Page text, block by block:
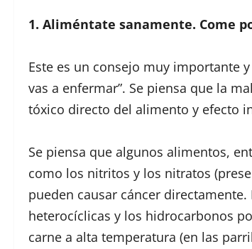
1. Aliméntate sanamente. Come
Este es un consejo muy importante
vas a enfermar”. Se piensa que la
tóxico directo del alimento y efecto
Se piensa que algunos alimentos,
como los nitritos y los nitratos
pueden causar cáncer
heterocíclicas y los hidrocarbonos
carne a alta temperatura (en las